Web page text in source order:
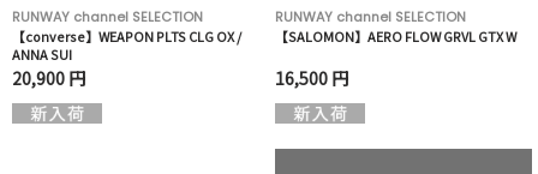
RUNWAY channel SELECTION
【converse】WEAPON PLTS CLG OX /
ANNA SUI
20,900 円
RUNWAY channel SELECTION
【SALOMON】AERO FLOW GRVL GTX W
16,500 円